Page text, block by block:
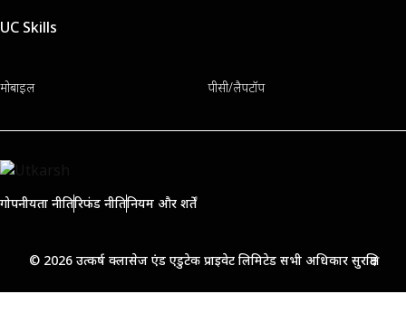
UC Skills
मोबाइल पीसी/लैपटॉप
गोपनीयता नीतिरिफंड नीतिनियम और शर्तें
© 2026 उत्कर्ष क्लासेज एंड एडुटेक प्राइवेट लिमिटेड सभी अधिकार सुरक्षित